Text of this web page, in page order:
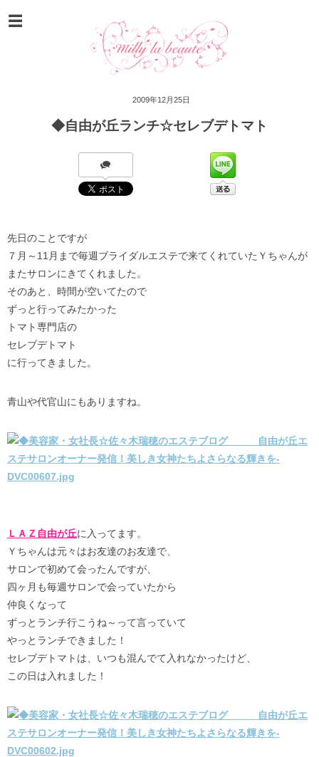
2009年12月25日
◆自由が丘ランチ☆セレブデトマト
先日のことですが
７月～11月まで毎週ブライダルエステで来てくれていたＹちゃんが
またサロンにきてくれました。
そのあと、時間が空いてたので
ずっと行ってみたかった
トマト専門店の
セレブデトマト
に行ってきました。
青山や代官山にもありますね。
ＬＡＺ自由が丘に入ってます。
Ｙちゃんは元々はお友達のお友達で、
サロンで初めて会ったんですが、
四ヶ月も毎週サロンで会っていたから
仲良くなって
ずっとランチ行こうね～って言っていて
やっとランチできました！
セレブデトマトは、いつも混んでて入れなかったけど、
この日は入れました！